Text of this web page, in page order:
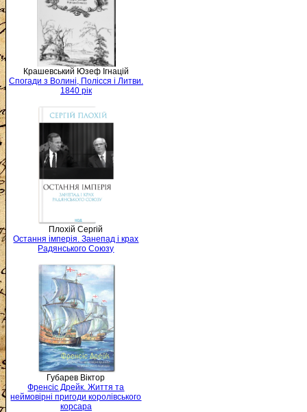
Крашевський Юзеф Ігнацій
Спогади з Волині, Полісся і Литви.
1840 рік
Плохій Сергій
Остання імперія. Занепад і крах
Радянського Союзу
Губарев Віктор
Френсіс Дрейк. Життя та
неймовірні пригоди королівського
корсара